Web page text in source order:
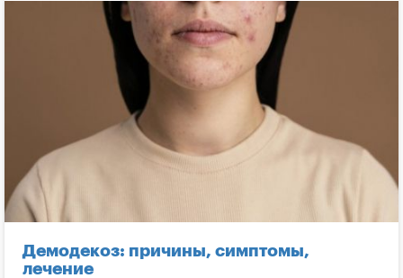
Что такое атерома Атерома или жировик
Симптомы атеромы Удаление атеромы
Где обычно бывают атеромы
Уплотнение под кожей Киста сальной железы
Демодекоз: причины, симптомы,
лечение